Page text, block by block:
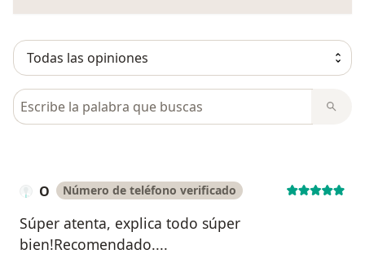
Busca en opiniones
O Número de teléfono verificado
Súper atenta, explica todo súper
bien!Recomendado....